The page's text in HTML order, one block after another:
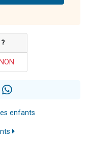
NON
enfants